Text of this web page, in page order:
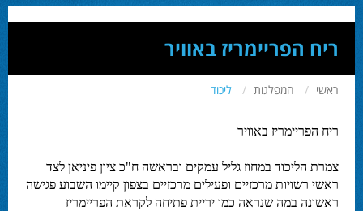
ריח הפריימריז באוויר
ראשי המפלגות ליכוד
ריח הפריימריז באוויר
צמרת הליכוד במחוז גליל עמקים ובראשה ח"כ ציון פיניאן לצד
ראשי רשויות מרכזיים ופעילים מרכזיים בצפון קיימו השבוע פגישה
ראשונה במה שנראה כמו יריית פתיחה לקראת הפריימריז